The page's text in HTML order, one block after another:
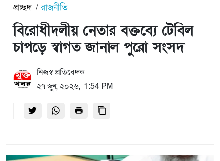
প্রচ্ছদ রাজনীতি
বিরোধীদলীয় নেতার বক্তব্যে টেবিল
চাপড়ে স্বাগত জানাল পুরো সংসদ
নিজস্ব প্রতিবেদক
২৭ জুন, ২০২৬, 1:54 PM